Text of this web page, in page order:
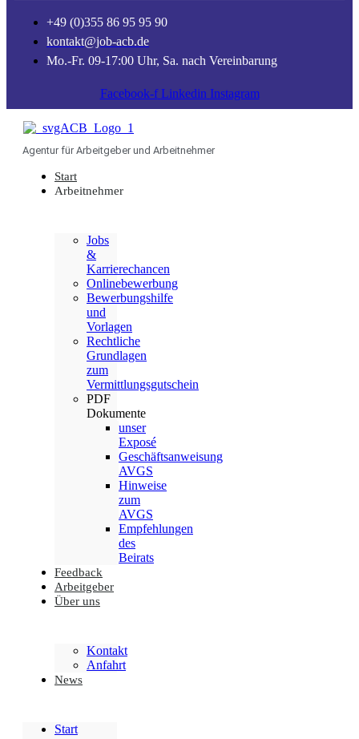
+49 (0)355 86 95 95 90
kontakt@job-acb.de
Mo.-Fr. 09-17:00 Uhr, Sa. nach Vereinbarung
Facebook-f Linkedin Instagram
Agentur für Arbeitgeber und Arbeitnehmer
Start
Arbeitnehmer
Jobs
&
Karrierechancen
Onlinebewerbung
Bewerbungshilfe
und
Vorlagen
Rechtliche
Grundlagen
zum
Vermittlungsgutschein
PDF
Dokumente
unser
Exposé
Geschäftsanweisung
AVGS
Hinweise
zum
AVGS
Empfehlungen
des
Beirats
Feedback
Arbeitgeber
Über uns
Kontakt
Anfahrt
News
Start